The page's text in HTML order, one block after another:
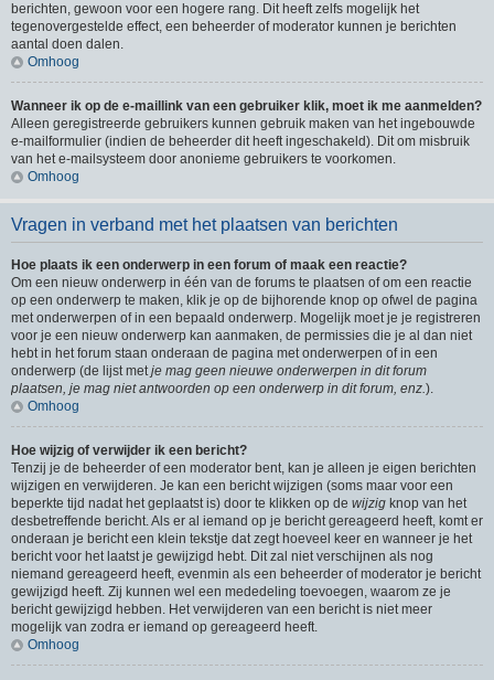
berichten, gewoon voor een hogere rang. Dit heeft zelfs mogelijk het
tegenovergestelde effect, een beheerder of moderator kunnen je berichten
aantal doen dalen.
Omhoog
Wanneer ik op de e-maillink van een gebruiker klik, moet ik me aanmelden?
Alleen geregistreerde gebruikers kunnen gebruik maken van het ingebouwde
e-mailformulier (indien de beheerder dit heeft ingeschakeld). Dit om misbruik
van het e-mailsysteem door anonieme gebruikers te voorkomen.
Omhoog
Vragen in verband met het plaatsen van berichten
Hoe plaats ik een onderwerp in een forum of maak een reactie?
Om een nieuw onderwerp in één van de forums te plaatsen of om een reactie
op een onderwerp te maken, klik je op de bijhorende knop op ofwel de pagina
met onderwerpen of in een bepaald onderwerp. Mogelijk moet je je registreren
voor je een nieuw onderwerp kan aanmaken, de permissies die je al dan niet
hebt in het forum staan onderaan de pagina met onderwerpen of in een
onderwerp (de lijst metje mag geen nieuwe onderwerpen in dit forum
plaatsen, je mag niet antwoorden op een onderwerp in dit forum, enz.).
Omhoog
Hoe wijzig of verwijder ik een bericht?
Tenzij je de beheerder of een moderator bent, kan je alleen je eigen berichten
wijzigen en verwijderen. Je kan een bericht wijzigen (soms maar voor een
beperkte tijd nadat het geplaatst is) door te klikken op de wijzig knop van het
desbetreffende bericht. Als er al iemand op je bericht gereageerd heeft, komt er
onderaan je bericht een klein tekstje dat zegt hoeveel keer en wanneer je het
bericht voor het laatst je gewijzigd hebt. Dit zal niet verschijnen als nog
niemand gereageerd heeft, evenmin als een beheerder of moderator je bericht
gewijzigd heeft. Zij kunnen wel een mededeling toevoegen, waarom ze je
bericht gewijzigd hebben. Het verwijderen van een bericht is niet meer
mogelijk van zodra er iemand op gereageerd heeft.
Omhoog